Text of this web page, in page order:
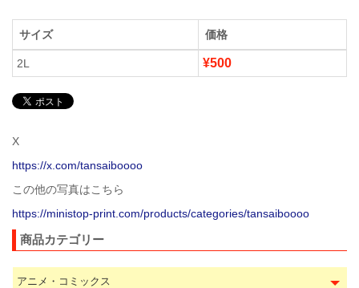
サイズ 価格
2L ¥500
X
https://x.com/tansaiboooo
この他の写真はこちら
https://ministop-print.com/products/categories/tansaiboooo
商品カテゴリー
アニメ・コミックス